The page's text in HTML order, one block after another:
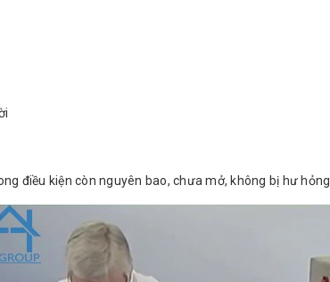
điều kiện còn nguyên bao, chưa mở, không bị hư hỏng